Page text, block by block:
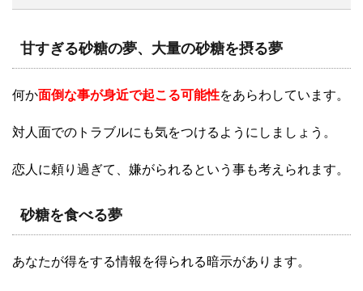
甘すぎる砂糖の夢、大量の砂糖を摂る夢
何か面倒な事が身近で起こる可能性をあらわしています。
対人面でのトラブルにも気をつけるようにしましょう。
恋人に頼り過ぎて、嫌がられるという事も考えられます。
砂糖を食べる夢
あなたが得をする情報を得られる暗示があります。